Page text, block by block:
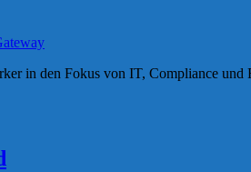
in den Fokus von IT, Compliance